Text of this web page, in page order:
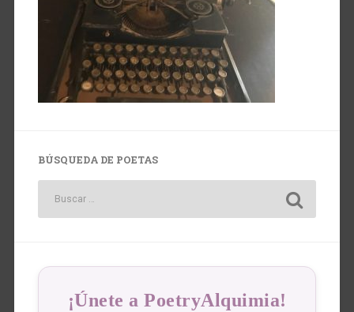
BÚSQUEDA DE POETAS
¡Únete a PoetryAlquimia!